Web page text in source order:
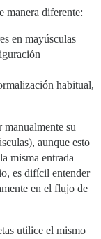
manera diferente:
en mayúsculas
habitual,
manualmente su
aunque esto
misma entrada
es difícil entender
en el flujo de
utilice el mismo